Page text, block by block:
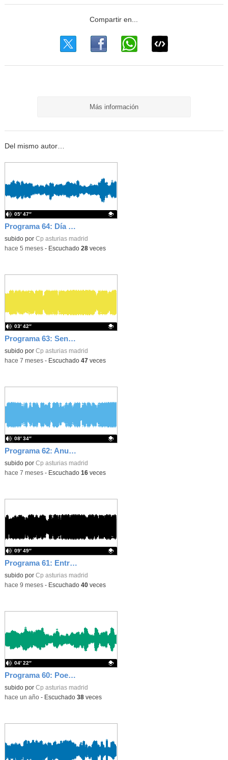
Más información
Del mismo autor…
Programa 64: Día de la Paz y Carrera Solidaria
Contenido educativo.
subido por Cp asturias madrid
05′ 47″
-hace 5 meses- Escuchado 28veces
Programa 63: Sentido literal y figurado 6º
Contenido educativo.
subido por Cp asturias madrid
03′ 42″
-hace 7 meses- Escuchado 47 veces
Programa 62: Anuncios 2º
Contenido educativo.
subido por Cp asturias madrid
08′ 34″
-hace 7 meses- Escuchado 16veces
Programa 61: Entrevista a Almu
Contenido educativo.
subido por Cp asturias madrid
09′ 49″
-hace 9 meses- Escuchado 40veces
Programa 60: Poemas de 5 años
Contenido educativo.
subido por Cp asturias madrid
04′ 22″
-hace un año- Escuchado 38veces